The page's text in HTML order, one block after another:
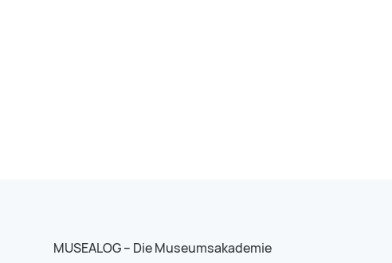
MUSEALOG – Die Museumsakademie